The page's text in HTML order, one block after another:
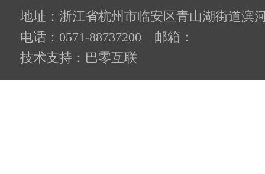
地址：浙江省杭州市临安区青山湖街道滨
电话：0571-88737200 邮箱：
技术支持： 巴零互联